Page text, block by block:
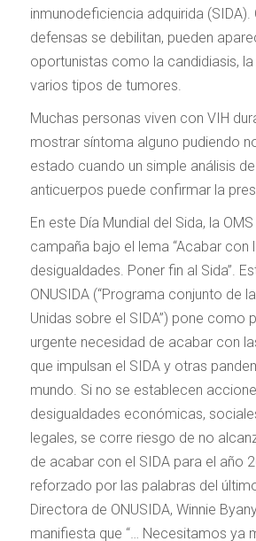
inmunodeficiencia adquirida (SIDA).
defensas se debilitan, pueden
oportunistas como la candidiasis,
varios tipos de tumores.
Muchas personas viven con VIH
mostrar síntoma alguno pudiendo
estado cuando un simple análisis
anticuerpos puede confirmar la
En este Día Mundial del Sida, la
campaña bajo el lema “Acabar con
desigualdades. Poner fin al Sida”.
ONUSIDA (“Programa conjunto de
Unidas sobre el SIDA”) pone como
urgente necesidad de acabar con
que impulsan el SIDA y otras
mundo. Si no se establecen
desigualdades económicas,
legales, se corre riesgo de no
de acabar con el SIDA para el año
reforzado por las palabras del
Directora de ONUSIDA, Winnie
manifiesta que “… Necesitamos ya